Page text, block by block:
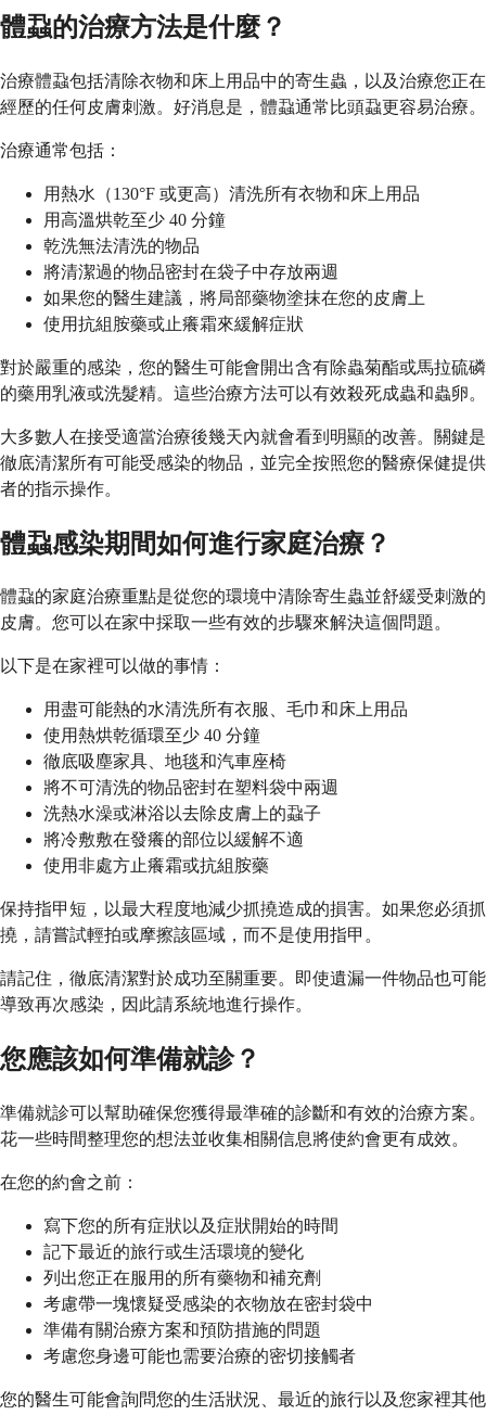
體蝨的治療方法是什麼？
治療體蝨包括清除衣物和床上用品中的寄生蟲，以及治療您正在
經歷的任何皮膚刺激。好消息是，體蝨通常比頭蝨更容易治療。
治療通常包括：
用熱水（130°F 或更高）清洗所有衣物和床上用品
用高溫烘乾至少 40 分鐘
乾洗無法清洗的物品
將清潔過的物品密封在袋子中存放兩週
如果您的醫生建議，將局部藥物塗抹在您的皮膚上
使用抗組胺藥或止癢霜來緩解症狀
對於嚴重的感染，您的醫生可能會開出含有除蟲菊酯或馬拉硫磷
的藥用乳液或洗髮精。這些治療方法可以有效殺死成蟲和蟲卵。
大多數人在接受適當治療後幾天內就會看到明顯的改善。關鍵是
徹底清潔所有可能受感染的物品，並完全按照您的醫療保健提供
者的指示操作。
體蝨感染期間如何進行家庭治療？
體蝨的家庭治療重點是從您的環境中清除寄生蟲並舒緩受刺激的
皮膚。您可以在家中採取一些有效的步驟來解決這個問題。
以下是在家裡可以做的事情：
用盡可能熱的水清洗所有衣服、毛巾和床上用品
使用熱烘乾循環至少 40 分鐘
徹底吸塵家具、地毯和汽車座椅
將不可清洗的物品密封在塑料袋中兩週
洗熱水澡或淋浴以去除皮膚上的蝨子
將冷敷敷在發癢的部位以緩解不適
使用非處方止癢霜或抗組胺藥
保持指甲短，以最大程度地減少抓撓造成的損害。如果您必須抓
撓，請嘗試輕拍或摩擦該區域，而不是使用指甲。
請記住，徹底清潔對於成功至關重要。即使遺漏一件物品也可能
導致再次感染，因此請系統地進行操作。
您應該如何準備就診？
準備就診可以幫助確保您獲得最準確的診斷和有效的治療方案。
花一些時間整理您的想法並收集相關信息將使約會更有成效。
在您的約會之前：
寫下您的所有症狀以及症狀開始的時間
記下最近的旅行或生活環境的變化
列出您正在服用的所有藥物和補充劑
考慮帶一塊懷疑受感染的衣物放在密封袋中
準備有關治療方案和預防措施的問題
考慮您身邊可能也需要治療的密切接觸者
您的醫生可能會詢問您的生活狀況、最近的旅行以及您家裡其他